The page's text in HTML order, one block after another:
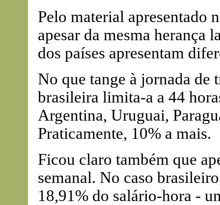
Pelo material apresentado
apesar da mesma herança
dos países apresentam
No que tange à jornada de
brasileira limita-a a 44
Argentina, Uruguai,
Praticamente, 10% a mais.
Ficou claro também que
semanal. No caso
18,91% do salário-hora -